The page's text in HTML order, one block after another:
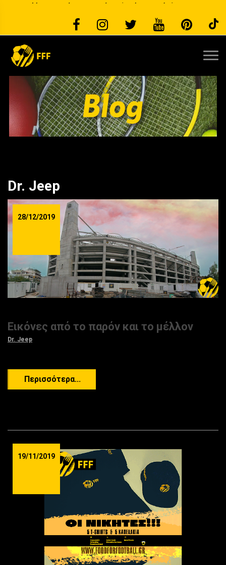
Dr. Jeep
28/12/2019
Εικόνες από το παρόν και το μέλλον
Dr. Jeep
Περισσότερα...
19/11/2019